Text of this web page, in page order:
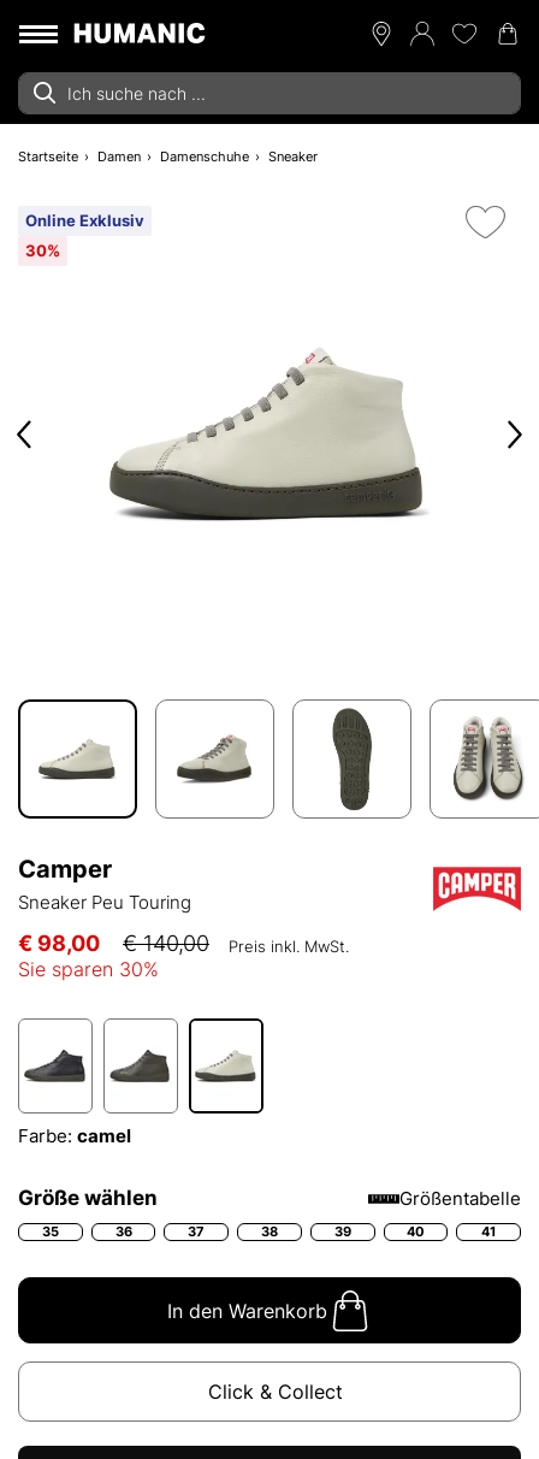
Startseite Damen Damenschuhe Sneaker
Online Exklusiv
30%
Camper
Sneaker Peu Touring
€ 98,00 € 140,00 Preis inkl. MwSt.
Sie sparen 30%
Farbe: camel
Größe wählen Größentabelle
35 36 37 38 39 40 41
In den Warenkorb
Click & Collect